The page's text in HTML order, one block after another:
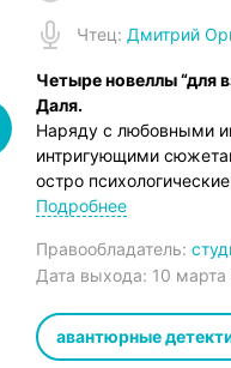
Чтец: Дмитрий
Четыре новеллы “для
Даля.
Наряду с любовными
интригующими
остро
темы.
– Сделка
– Последний акт
Издательство: Студия
Перевод: © Игорь
Подробнее
Правообладатель:
Дата выхода: 10 марта
авантюрные